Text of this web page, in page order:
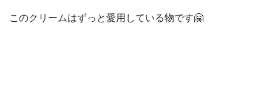
このクリームはずっと愛用している物です🤗